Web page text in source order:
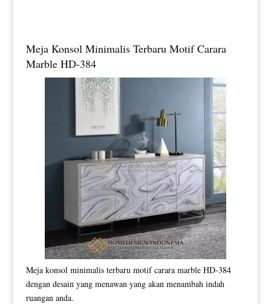
Meja Konsol Minimalis Terbaru Motif Carara
Marble HD-384
Meja konsol minimalis terbaru motif carara marble HD-384
dengan desain yang menawan yang akan menambah indah
ruangan anda.